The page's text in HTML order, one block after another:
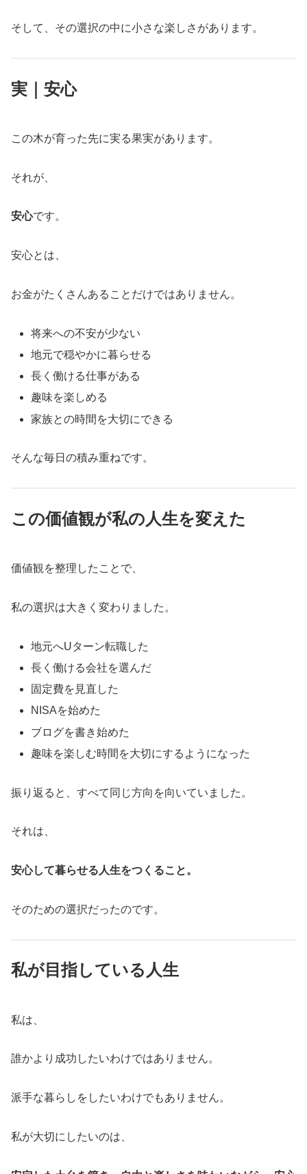
そして、その選択の中に小さな楽しさがあります。
実｜安心
この木が育った先に実る果実があります。
それが、
安心です。
安心とは、
お金がたくさんあることだけではありません。
将来への不安が少ない
地元で穏やかに暮らせる
長く働ける仕事がある
趣味を楽しめる
家族との時間を大切にできる
そんな毎日の積み重ねです。
この価値観が私の人生を変えた
価値観を整理したことで、
私の選択は大きく変わりました。
地元へUターン転職した
長く働ける会社を選んだ
固定費を見直した
NISAを始めた
ブログを書き始めた
趣味を楽しむ時間を大切にするようになった
振り返ると、すべて同じ方向を向いていました。
それは、
安心して暮らせる人生をつくること。
そのための選択だったのです。
私が目指している人生
私は、
誰かより成功したいわけではありません。
派手な暮らしをしたいわけでもありません。
私が大切にしたいのは、